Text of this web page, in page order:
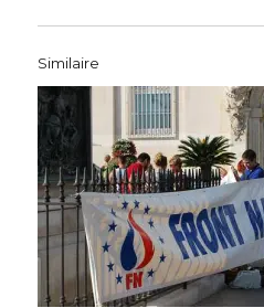
Similaire